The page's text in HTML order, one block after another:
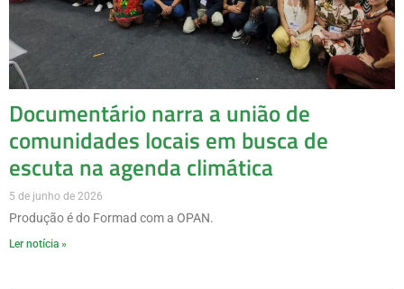
Documentário narra a união de
comunidades locais em busca de
escuta na agenda climática
5 de junho de 2026
Produção é do Formad com a OPAN.
Ler notícia »